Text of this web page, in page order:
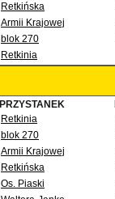
Retkińska
Armii Krajowej
blok 270
Retkinia
PRZYSTANEK
Retkinia
blok 270
Armii Krajowej
Retkińska
Os. Piaski